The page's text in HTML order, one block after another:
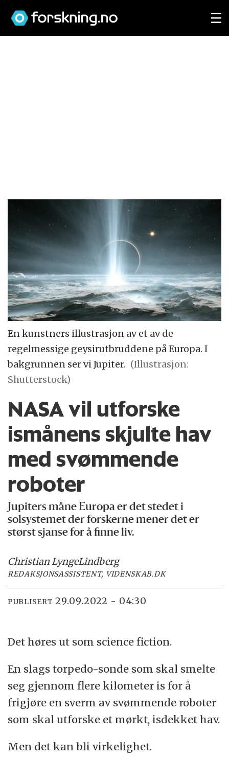
En kunstners illustrasjon av et av de
regelmessige geysirutbruddene på Europa. I
bakgrunnen ser vi Jupiter. (Illustrasjon:
Shutterstock)
NASA vil utforske
ismånens skjulte hav
med svømmende
roboter
Jupiters måne Europa er det stedet i
solsystemet der forskerne mener det er
størst sjanse for å finne liv.
Christian LyngeLindberg
REDAKSJONSASSISTENT, VIDENSKAB.DK
PUBLISERT 29.09.2022 - 04:30
Det høres ut som science fiction.
En slags torpedo-sonde som skal smelte
seg gjennom flere kilometer is for å
frigjøre en sverm av svømmende roboter
som skal utforske et mørkt, isdekket hav.
Men det kan bli virkelighet.